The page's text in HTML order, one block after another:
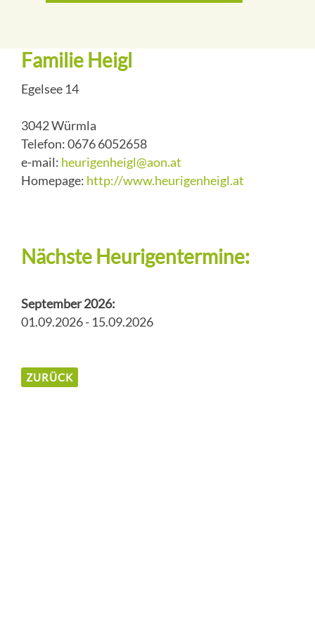
Familie Heigl
Egelsee 14
3042 Würmla
Telefon: 0676 6052658
e-mail: heurigenheigl@aon.at
Homepage: http://www.heurigenheigl.at
Nächste Heurigentermine:
September 2026:
01.09.2026 - 15.09.2026
ZURÜCK